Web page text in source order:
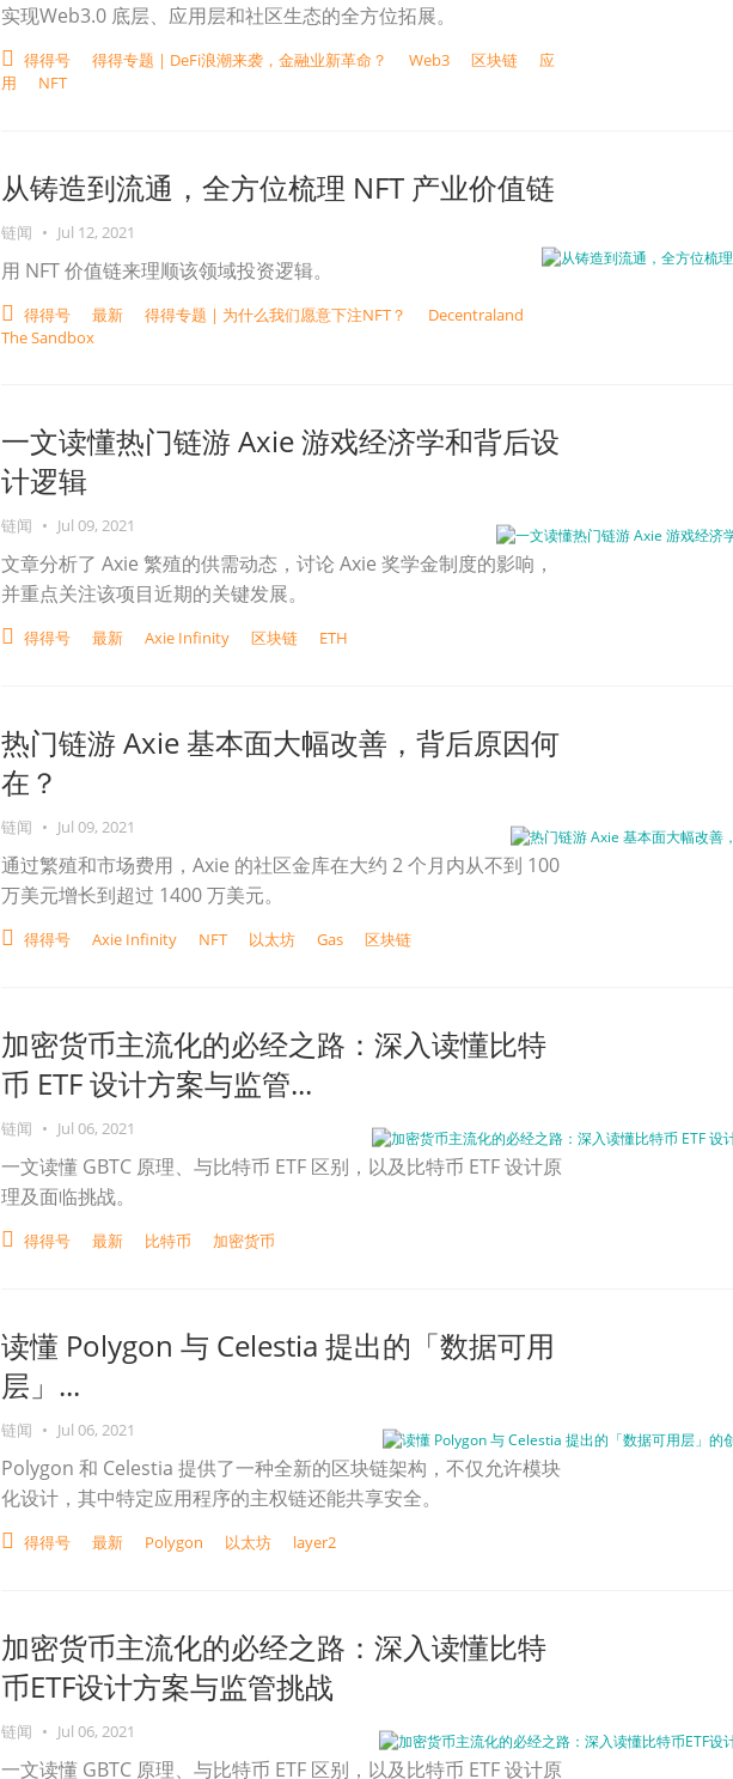
实现Web3.0 底层、应用层和社区生态的全方位拓展。
得得号 得得专题 | DeFi浪潮来袭，金融业新革命？ Web3 区块链
应
用
NFT
从铸造到流通，全方位梳理 NFT 产业价值链
链闻 • Jul 12, 2021
用 NFT 价值链来理顺该领域投资逻辑。
得得号 最新 得得专题 | 为什么我们愿意下注NFT？
Decentraland
The Sandbox
一文读懂热门链游 Axie 游戏经济学和背后设
计逻辑
链闻 • Jul 09, 2021
文章分析了 Axie 繁殖的供需动态，讨论 Axie 奖学金制度的影响，
并重点关注该项目近期的关键发展。
得得号 最新 Axie Infinity 区块链 ETH
热门链游 Axie 基本面大幅改善，背后原因何
在？
链闻 • Jul 09, 2021
通过繁殖和市场费用，Axie 的社区金库在大约 2 个月内从不到 100
万美元增长到超过 1400 万美元。
得得号 Axie Infinity NFT 以太坊 Gas 区块链
加密货币主流化的必经之路：深入读懂比特
币 ETF 设计方案与监管...
链闻 • Jul 06, 2021
一文读懂 GBTC 原理、与比特币 ETF 区别，以及比特币 ETF 设计原
理及面临挑战。
得得号 最新 比特币 加密货币
读懂 Polygon 与 Celestia 提出的「数据可用
层」...
链闻 • Jul 06, 2021
Polygon 和 Celestia 提供了一种全新的区块链架构，不仅允许模块
化设计，其中特定应用程序的主权链还能共享安全。
得得号 最新 Polygon 以太坊 layer2
加密货币主流化的必经之路：深入读懂比特
币ETF设计方案与监管挑战
链闻 • Jul 06, 2021
一文读懂 GBTC 原理、与比特币 ETF 区别，以及比特币 ETF 设计原